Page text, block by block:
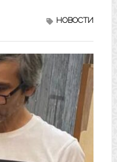
НОВОСТИ